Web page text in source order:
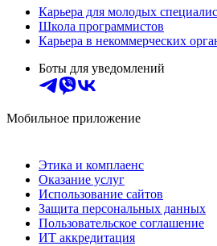
Карьера для молодых
Школа программистов
Карьера в некоммерческих
Боты для уведомлений
Мобильное приложение
Этика и комплаенс
Оказание услуг
Использование сайтов
Защита персональных данных
Пользовательское соглашение
ИТ аккредитация